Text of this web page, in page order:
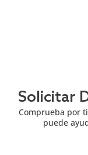
Solicitar
Comprueba por
puede